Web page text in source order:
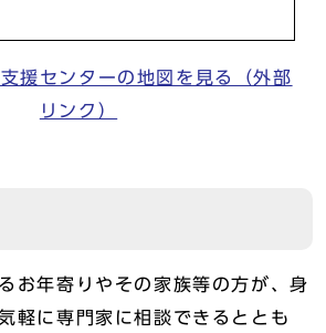
援センターの地図を見る（外部
リンク）
お年寄りやその家族等の方が、身
軽に専門家に相談できるととも